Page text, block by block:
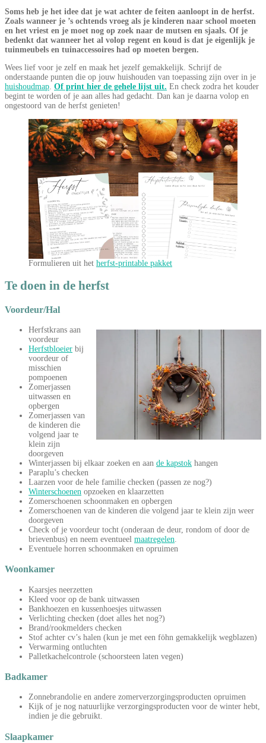
Soms heb je het idee dat je wat achter de feiten aanloopt in de herfst.
Zoals wanneer je ’s ochtends vroeg als je kinderen naar school moeten
en het vriest en je moet nog op zoek naar de mutsen en sjaals. Of je
bedenkt dat wanneer het al volop regent en koud is dat je eigenlijk je
tuinmeubels en tuinaccessoires had op moeten bergen.
Wees lief voor je zelf en maak het jezelf gemakkelijk. Schrijf de
onderstaande punten die op jouw huishouden van toepassing zijn over in je
huishoudmap Of print hier de gehele lijst uit. En check zodra het kouder
begint te worden of je aan alles had gedacht. Dan kan je daarna volop en
ongestoord van de herfst genieten!
Formulieren uit het herfst-printable pakket
Te doen in de herfst
Voordeur/Hal
Herfstkrans aan
voordeur
Herfstbloeier bij
voordeur of
misschien
pompoenen
Zomerjassen
uitwassen en
opbergen
Zomerjassen van
de kinderen die
volgend jaar te
klein zijn
doorgeven
Winterjassen bij elkaar zoeken en aan de kapstok hangen
Paraplu’s checken
Laarzen voor de hele familie checken (passen ze nog?)
Winterschoenen opzoeken en klaarzetten
Zomerschoenen schoonmaken en opbergen
Zomerschoenen van de kinderen die volgend jaar te klein zijn weer
doorgeven
Check of je voordeur tocht (onderaan de deur, rondom of door de
brievenbus) en neem eventueel maatregelen
Eventuele horren schoonmaken en opruimen
Woonkamer
Kaarsjes neerzetten
Kleed voor op de bank uitwassen
Bankhoezen en kussenhoesjes uitwassen
Verlichting checken (doet alles het nog?)
Brand/rookmelders checken
Stof achter cv’s halen (kun je met een föhn gemakkelijk wegblazen)
Verwarming ontluchten
Palletkachelcontrole (schoorsteen laten vegen)
Badkamer
Zonnebrandolie en andere zomerverzorgingsproducten opruimen
Kijk of je nog natuurlijke verzorgingsproducten voor de winter hebt,
indien je die gebruikt.
Slaapkamer